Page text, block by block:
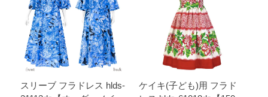
スリーブ フラドレス hlds-
ケイキ(子ども)用 フラド